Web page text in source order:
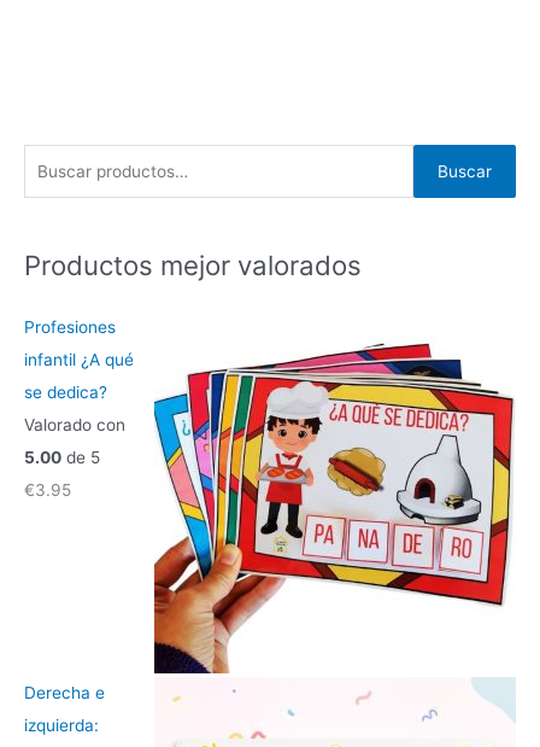
c
r
p
o
r
:
Buscar
Productos mejor valorados
Profesiones
infantil ¿A qué
se dedica?
Valorado con
5.00 de 5
€3.95
Derecha e
izquierda: